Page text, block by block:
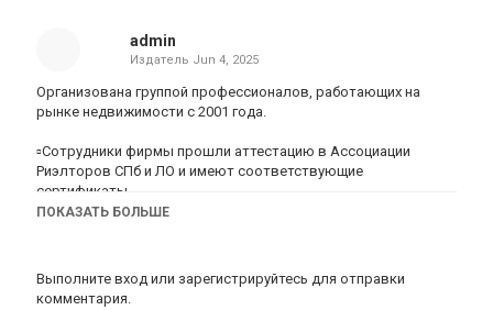
admin
Издатель Jun 4, 2025
Организована группой профессионалов, работающих на
рынке недвижимости с 2001 года.
▫️Сотрудники фирмы прошли аттестацию в Ассоциации
Риэлторов СПб и ЛО и имеют соответствующие
сертификаты.
▫️Специальные условия от банков партнёров и ведущих
ПОКАЗАТЬ БОЛЬШЕ
Выполните вход или зарегистрируйтесь для отправки
комментария.